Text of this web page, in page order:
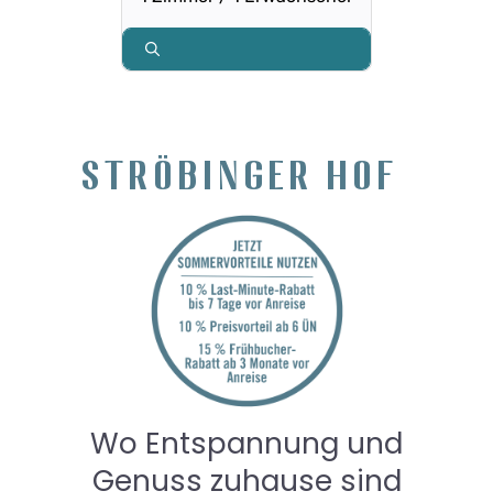
Tagung & Meeting
Kontakt & Anfrage
Hotelinfos & News
STRÖBINGER HOF
Wo Entspannung und
Genuss zuhause sind